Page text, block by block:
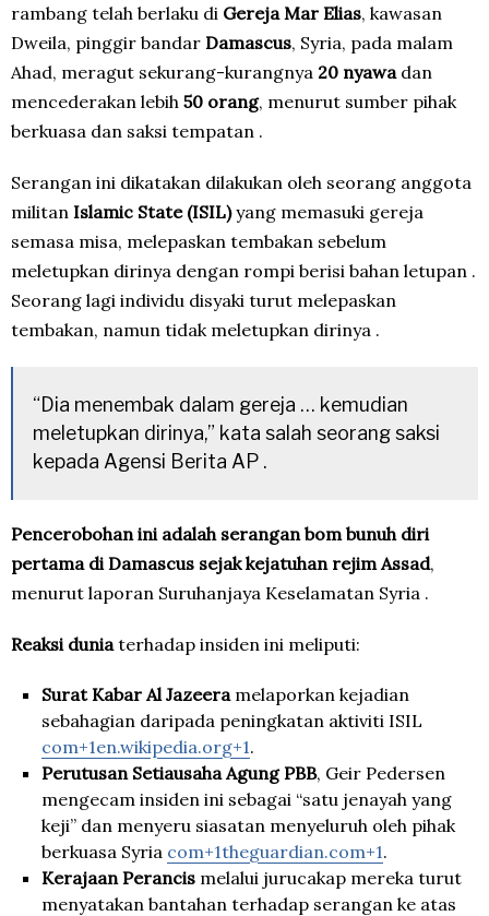
rambang telah berlaku di Gereja Mar Elias, kawasan
Dweila, pinggir bandar Damascus, Syria, pada malam
Ahad, meragut sekurang-kurangnya 20 nyawadan
mencederakan lebih 50 orang, menurut sumber pihak
berkuasa dan saksi tempatan .
Serangan ini dikatakan dilakukan oleh seorang anggota
militan Islamic State (ISIL)yang memasuki gereja
semasa misa, melepaskan tembakan sebelum
meletupkan dirinya dengan rompi berisi bahan letupan .
Seorang lagi individu disyaki turut melepaskan
tembakan, namun tidak meletupkan dirinya .
“Dia menembak dalam gereja … kemudian
meletupkan dirinya,” kata salah seorang saksi
kepada Agensi Berita AP .
Pencerobohan ini adalah serangan bom bunuh diri
pertama di Damascus sejak kejatuhan rejim Assad,
menurut laporan Suruhanjaya Keselamatan Syria .
Reaksi duniaterhadap insiden ini meliputi:
Surat Kabar Al Jazeeramelaporkan kejadian
sebahagian daripada peningkatan aktiviti ISIL
com+1en.wikipedia.org+1.
Perutusan Setiausaha Agung PBB, Geir Pedersen
mengecam insiden ini sebagai “satu jenayah yang
keji” dan menyeru siasatan menyeluruh oleh pihak
berkuasa Syria com+1theguardian.com+1.
Kerajaan Perancis melalui jurucakap mereka turut
menyatakan bantahan terhadap serangan ke atas